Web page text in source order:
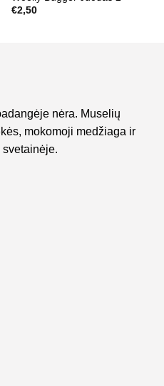
€2,50
nėra. Muselių
mokomoji medžiaga ir